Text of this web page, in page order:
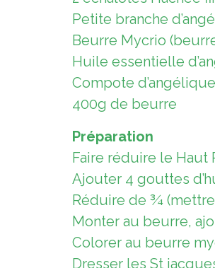
Petite branche
Beurre Mycrio
Huile essentielle
Compote d’angélique
400g de beurre
Préparation
Faire réduire le Haut
Ajouter 4 gouttes
Réduire de ¾
Monter au beurre,
Colorer au beurre
Dresser les St